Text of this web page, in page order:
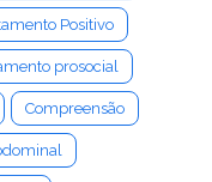
Positivo
prosocial
Compreensão